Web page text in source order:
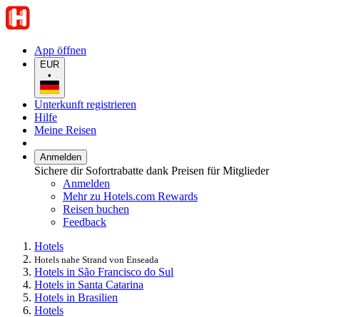
App öffnen
EUR
•
Unterkunft registrieren
Hilfe
Meine Reisen
Anmelden
Sichere dir Sofortrabatte dank Preisen für Mitglieder
Anmelden
Mehr zu Hotels.com Rewards
Reisen buchen
Feedback
Hotels
Hotels nahe Strand von Enseada
Hotels in São Francisco do Sul
Hotels in Santa Catarina
Hotels in Brasilien
Hotels